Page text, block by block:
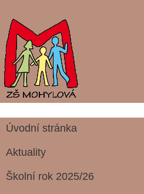
Úvodní stránka
Aktuality
Školní rok 2025/26